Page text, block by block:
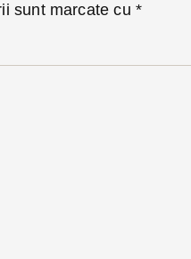
sunt marcate cu *